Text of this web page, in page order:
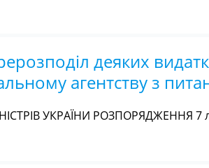
деяких
агентству з
УКРАЇНИ РОЗПОРЯДЖЕННЯ 7